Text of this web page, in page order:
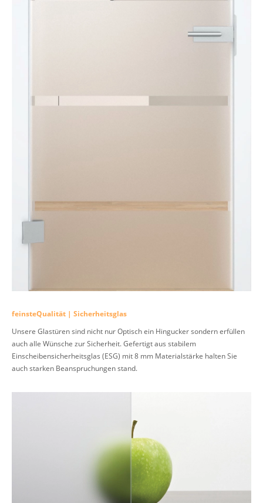
feinsteQualität | Sicherheitsglas
Unsere Glastüren sind nicht nur Optisch ein Hingucker sondern erfüllen
auch alle Wünsche zur Sicherheit. Gefertigt aus stabilem
Einscheibensicherheitsglas (ESG) mit 8 mm Materialstärke halten Sie
auch starken Beanspruchungen stand.